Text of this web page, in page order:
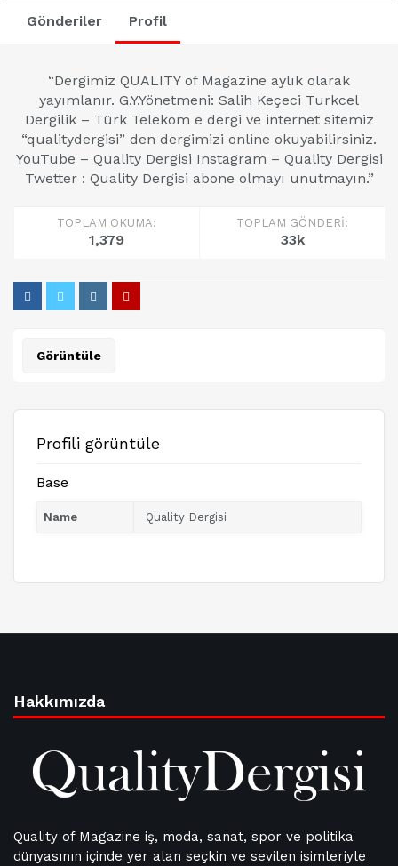
Gönderiler Profil
“Dergimiz QUALITY of Magazine aylık olarak
yayımlanır. G.Y.Yönetmeni: Salih Keçeci Turkcel
Dergilik – Türk Telekom e dergi ve internet sitemiz
“qualitydergisi” den dergimizi online okuyabilirsiniz.
YouTube – Quality Dergisi Instagram – Quality Dergisi
Twetter : Quality Dergisi abone olmayı unutmayın.”
TOPLAM OKUMA:
1,379
TOPLAM GÖNDERI:
33k
Görüntüle
Profili görüntüle
Base
Name Quality Dergisi
Hakkımızda
Quality of Magazine iş, moda, sanat, spor ve politika
dünyasının içinde yer alan seçkin ve sevilen isimleriyle